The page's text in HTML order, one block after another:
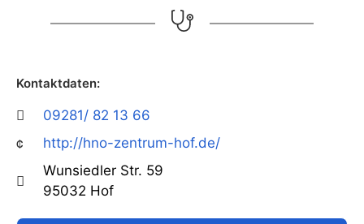
Kontaktdaten:
09281/ 82 13 66
http://hno-zentrum-hof.de/
Wunsiedler Str. 59
95032 Hof